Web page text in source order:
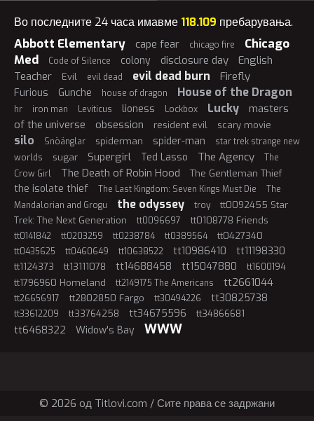
Во последните 24 часа имавме 118.109 пребарувања.
Abbott Elementary cape fear chicago fire
Chicago
Med
Code of Silence colony disclosure day
English
Teacher
Evil evil dead evil dead burn Firefly
Furious Gunche house of dragon House of the Dragon
hr iron man Leviticus lioness Lockbox Lucky
masters
of the universe
obsession resident evil scary movie
silo Snöänglar spiderman spider-man
star trek strange new
worlds
sugar Supergirl Ted Lasso The Agency
The
Crow Girl
The Death of Robin Hood The Gentleman Thief
the isolate thief The Last Kingdom: Seven Kings Must Die
The
Mandalorian and Grogu
the odyssey troy
tt0092455 Star
Trek: The Next Generation
tt0096697 tt0108778 Friends
tt0141842 tt0203259 tt0238784 tt0389564 tt0427340
tt0435625 tt0460649 tt10638522 tt10986410 tt11198330
tt1124373 tt13111078 tt14688458 tt15047880 tt1600194
tt1796960 Homeland tt2149175 The Americans tt2661044
tt26656917 tt2802850 Fargo tt30494226 tt30825738
tt33612209 tt33764258 tt34675596 tt34866681
tt6468322 Widow's Bay WWW
© 2026 oд Titlovi.com / Сите права се задржани